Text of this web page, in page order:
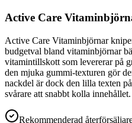
Active Care
Active Care Vitaminbjörnar
budgetval bland vitaminbjörnar
vitamintillskott som levererar på
den mjuka gummi-texturen gör
nackdel är dock den lilla texten
svårare att snabbt kolla innehållet.
Rekommenderad